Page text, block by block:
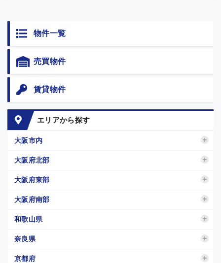
物件一覧
売買物件
賃貸物件
エリアから探す
大阪市内
大阪府北部
大阪府東部
大阪府南部
和歌山県
奈良県
京都府